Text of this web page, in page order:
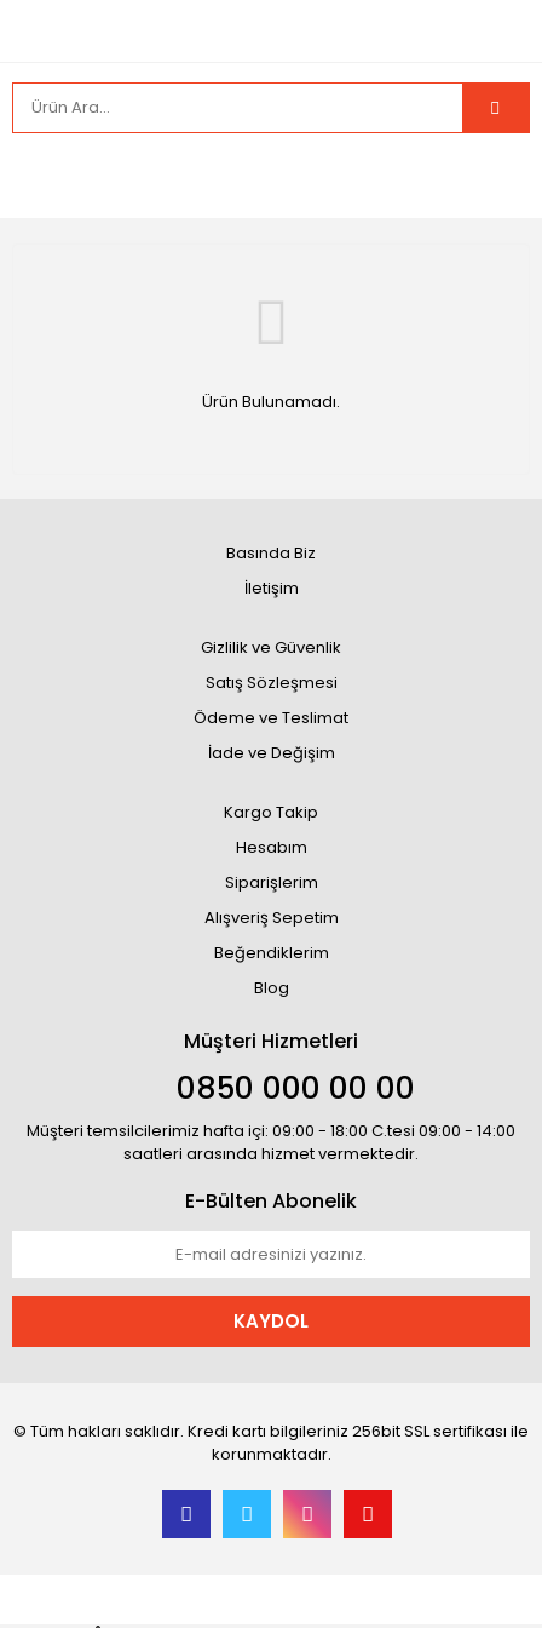
Ürün Bulunamadı.
Basında Biz
İletişim
Gizlilik ve Güvenlik
Satış Sözleşmesi
Ödeme ve Teslimat
İade ve Değişim
Kargo Takip
Hesabım
Siparişlerim
Alışveriş Sepetim
Beğendiklerim
Blog
Müşteri Hizmetleri
0850 000 00 00
Müşteri temsilcilerimiz hafta içi: 09:00 - 18:00 C.tesi 09:00 - 14:00
saatleri arasında hizmet vermektedir.
E-Bülten Abonelik
KAYDOL
© Tüm hakları saklıdır. Kredi kartı bilgileriniz 256bit SSL sertifikası ile
korunmaktadır.